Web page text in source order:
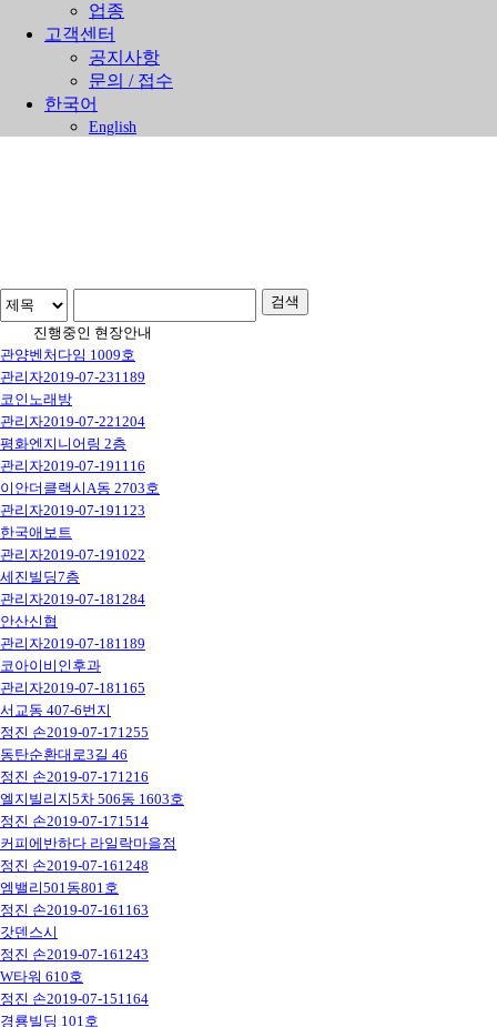
업종
고객센터
공지사항
문의 / 접수
한국어
English
진행중인 현장안내
Home>진행중인 현장안내
검색
진행중인 현장안내
관양벤처다임 1009호
관리자2019-07-231189
코인노래방
관리자2019-07-221204
평화엔지니어링 2층
관리자2019-07-191116
이안더클랙시A동 2703호
관리자2019-07-191123
한국애보트
관리자2019-07-191022
세진빌딩7층
관리자2019-07-181284
안산신협
관리자2019-07-181189
코아이비인후과
관리자2019-07-181165
서교동 407-6번지
정진 손2019-07-171255
동탄순환대로3길 46
정진 손2019-07-171216
엘지빌리지5차 506동 1603호
정진 손2019-07-171514
커피에반하다 라일락마을점
정진 손2019-07-161248
엠밸리501동801호
정진 손2019-07-161163
갓덴스시
정진 손2019-07-161243
W타워 610호
정진 손2019-07-151164
경룡빌딩 101호